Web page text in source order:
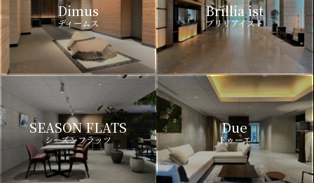
Dimus
ディームス
Brillia ist
ブリリアイスト
SEASON FLATS
シーズンフラッツ
Due
ドゥーエ